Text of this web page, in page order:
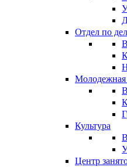
Отдел по
Молодежная
Культура
Центр